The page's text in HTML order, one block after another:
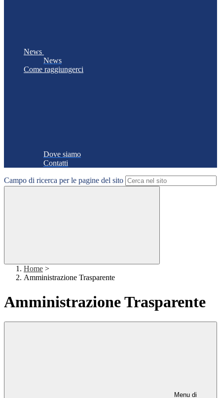
News
News
Come raggiungerci
Dove siamo
Contatti
Campo di ricerca per le pagine del sito
Home >
Amministrazione Trasparente
Amministrazione Trasparente
Menu di